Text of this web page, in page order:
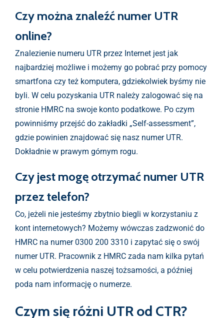
Czy można znaleźć numer UTR
online?
Znalezienie numeru UTR przez Internet jest jak
najbardziej możliwe i możemy go pobrać przy pomocy
smartfona czy też komputera, gdziekolwiek byśmy nie
byli. W celu pozyskania UTR należy zalogować się na
stronie HMRC na swoje konto podatkowe. Po czym
powinniśmy przejść do zakładki „Self-assessment”,
gdzie powinien znajdować się nasz numer UTR.
Dokładnie w prawym górnym rogu.
Czy jest mogę otrzymać numer UTR
przez telefon?
Co, jeżeli nie jesteśmy zbytnio biegli w korzystaniu z
kont internetowych? Możemy wówczas zadzwonić do
HMRC na numer 0300 200 3310 i zapytać się o swój
numer UTR. Pracownik z HMRC zada nam kilka pytań
w celu potwierdzenia naszej tożsamości, a później
poda nam informację o numerze.
Czym się różni UTR od CTR?